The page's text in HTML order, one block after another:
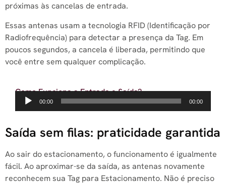
próximas às cancelas de entrada.
Essas antenas usam a tecnologia RFID (Identificação por
Radiofrequência) para detectar a presença da Tag. Em
poucos segundos, a cancela é liberada, permitindo que
você entre sem qualquer complicação.
Como Funciona a Entrada e Saída?
Tocador00:00 00:00
Saída sem filas: praticidade garantida
Ao sair do estacionamento, o funcionamento é igualmente
fácil. Ao aproximar-se da saída, as antenas novamente
reconhecem sua Tag para Estacionamento. Não é preciso